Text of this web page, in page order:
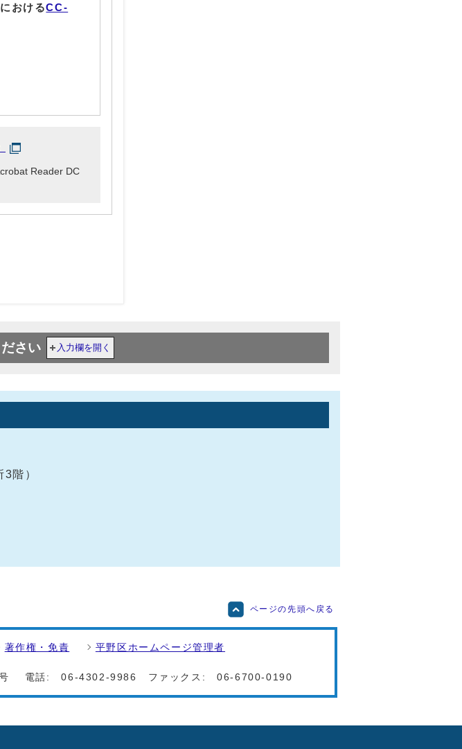
におけるCC-
Reader DC
さい 入力欄を開く
階）
ページの先頭へ戻る
著作権・免責 平野区ホームページ管理者
電話: 06-4302-9986 ファックス: 06-6700-0190